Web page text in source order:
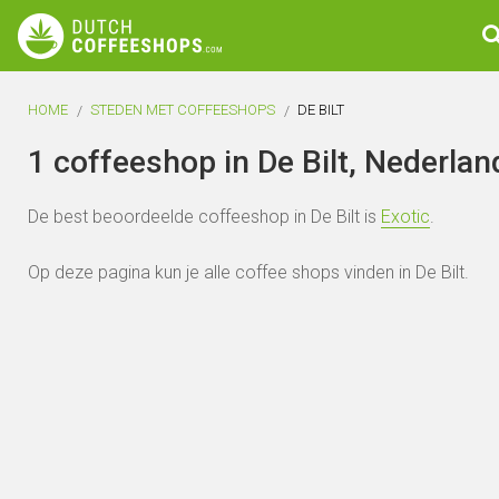
HOME STEDEN MET COFFEESHOPS DE BILT
1 coffeeshop in De Bilt,
De best beoordeelde coffeeshop in De Bilt is Exotic.
Op deze pagina kun je alle coffee shops vinden in De Bilt.